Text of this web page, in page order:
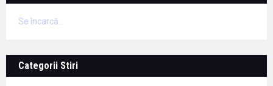
Se încarcă...
Categorii Stiri